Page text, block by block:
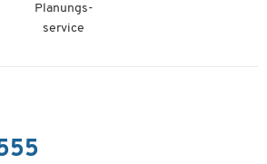
Planungs-
service